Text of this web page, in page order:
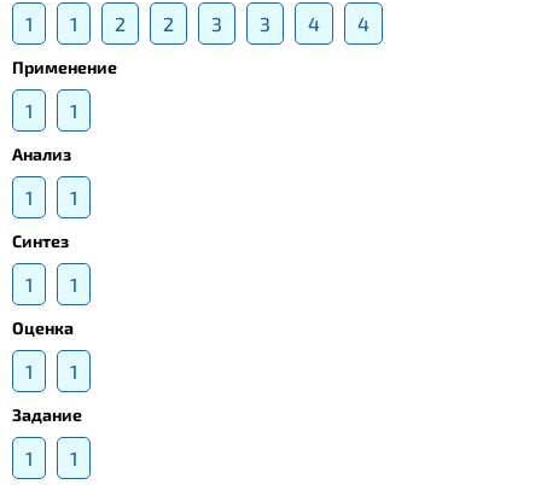
1 1 2 2 3 3 4 4
Применение
1 1
Анализ
1 1
Синтез
1 1
Оценка
1 1
Задание
1 1